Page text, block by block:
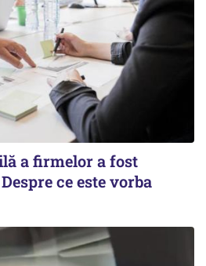
a firmelor a fost
ce este vorba